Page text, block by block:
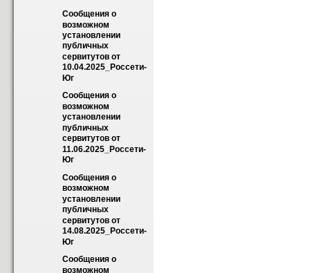
Сообщения о
возможном
установлении
публичных
сервитутов от
10.04.2025_Россети-
Юг
Сообщения о
возможном
установлении
публичных
сервитутов от
11.06.2025_Россети-
Юг
Сообщения о
возможном
установлении
публичных
сервитутов от
14.08.2025_Россети-
Юг
Сообщения о
возможном